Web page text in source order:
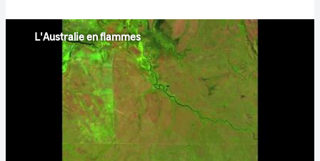
L'Australie en flammes